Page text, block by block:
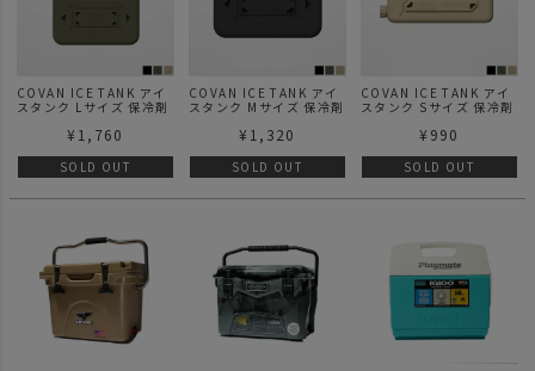
COVAN ICE TANK アイ
スタンク Lサイズ 保冷剤
¥ 1,760
SOLD OUT
COVAN ICE TANK アイ
スタンク Mサイズ 保冷剤
¥ 1,320
SOLD OUT
COVAN ICE TANK アイ
スタンク Sサイズ 保冷剤
¥ 990
SOLD OUT